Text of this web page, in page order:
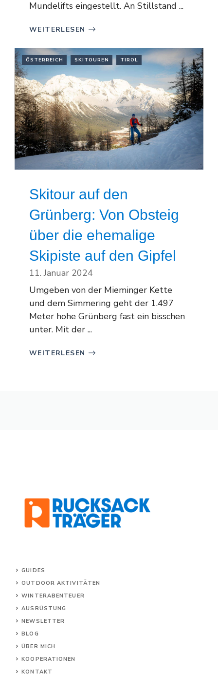
Mundelifts eingestellt. An Stillstand ...
WEITERLESEN
ÖSTERREICH SKITOUREN TIROL
Skitour auf den
Grünberg: Von Obsteig
über die ehemalige
Skipiste auf den Gipfel
11. Januar 2024
Umgeben von der Mieminger Kette
und dem Simmering geht der 1.497
Meter hohe Grünberg fast ein bisschen
unter. Mit der ...
WEITERLESEN
GUIDES
OUTDOOR AKTIVITÄTEN
WINTERABENTEUER
AUSRÜSTUNG
NEWSLETTER
BLOG
ÜBER MICH
KOOPERATIONEN
KONTAKT